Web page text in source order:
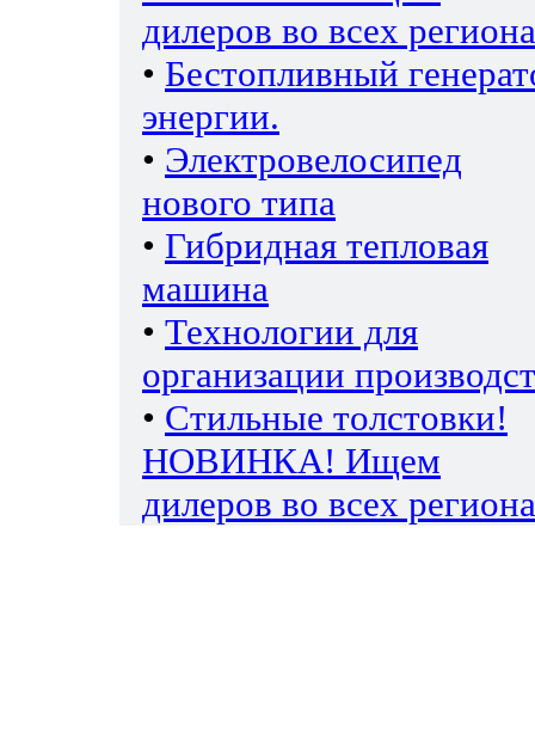
дилеров во всех
• Бестопливный
энергии.
• Электровелосипед
нового типа
• Гибридная тепловая
машина
• Технологии для
организации
• Стильные толстовки!
НОВИНКА! Ищем
дилеров во всех